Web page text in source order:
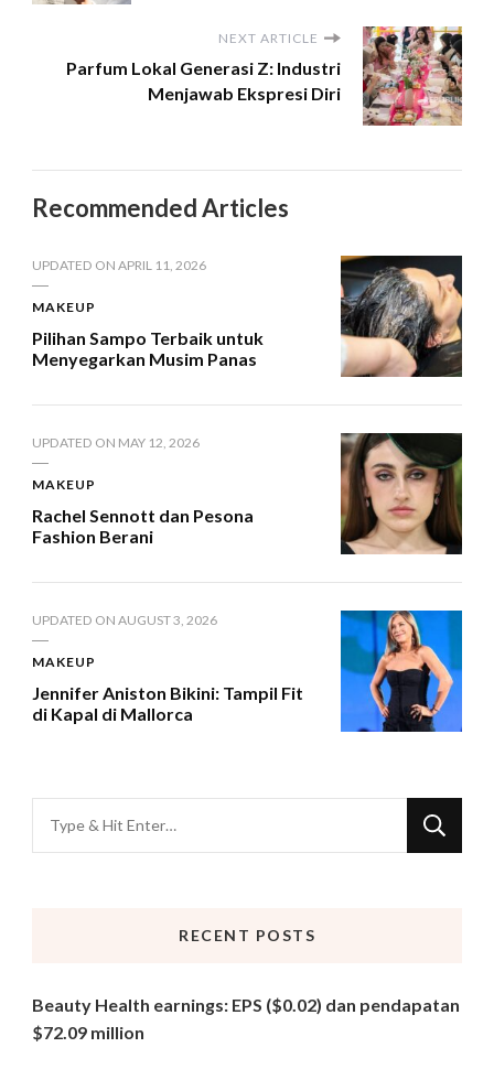
NEXT ARTICLE
Parfum Lokal Generasi Z: Industri
Menjawab Ekspresi Diri
Recommended Articles
UPDATED ON APRIL 11, 2026
MAKEUP
Pilihan Sampo Terbaik untuk
Menyegarkan Musim Panas
UPDATED ON MAY 12, 2026
MAKEUP
Rachel Sennott dan Pesona
Fashion Berani
UPDATED ON AUGUST 3, 2026
MAKEUP
Jennifer Aniston Bikini: Tampil Fit
di Kapal di Mallorca
for
RECENT POSTS
Beauty Health earnings: EPS ($0.02) dan pendapatan
$72.09 million